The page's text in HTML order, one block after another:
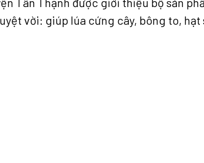
vời: giúp lúa cứng cây, bông to,